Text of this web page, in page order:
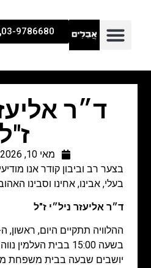
03-9786680
ד״ר
ז"ל
מאי 10, 2026
בצער רב וביבון קודר אנו
בעלי, אבינו, אחינו וסבינו
ד״ר אליעזר ניל״י ז"ל
ההלוויה תתקיים היום, ראשון, ה-10.05 כ״ג
בשעה 15:00 בבית העלמין נווה הדר בהוד השרון